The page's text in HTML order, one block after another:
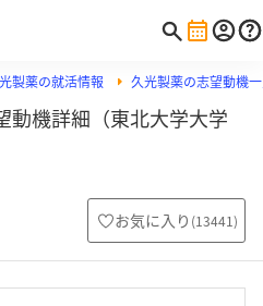
製薬の就活情報 久光製薬の志望動機
動機詳細（東北大学大学
お気に入り (13441)